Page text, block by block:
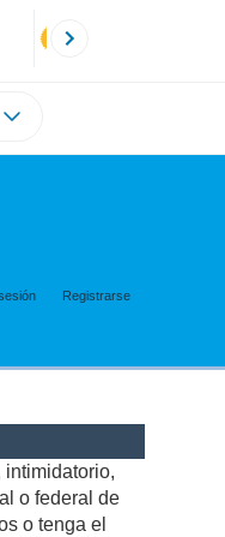
Registrarse
intimidatorio,
o federal de
o tenga el